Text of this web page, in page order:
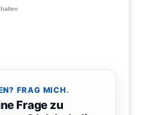
FRAG MICH.
Frage zu